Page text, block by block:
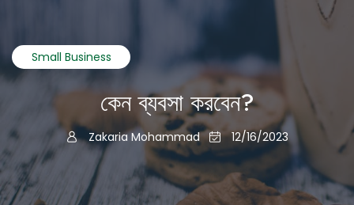
Small Business
কেন ব্যবসা করবেন?
Zakaria Mohammad 12/16/2023